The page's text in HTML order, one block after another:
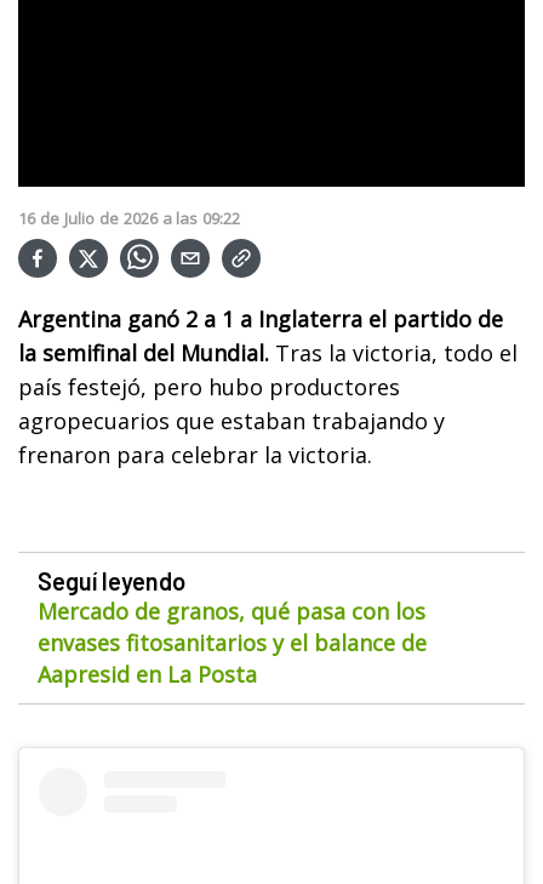
16 de Julio de 2026 a las 09:22
Argentina ganó 2 a 1 a Inglaterra el partido de
la semifinal del Mundial. Tras la victoria, todo el
país festejó, pero hubo productores
agropecuarios que estaban trabajando y
frenaron para celebrar la victoria.
Seguí leyendo
Mercado de granos, qué pasa con los
envases fitosanitarios y el balance de
Aapresid en La Posta